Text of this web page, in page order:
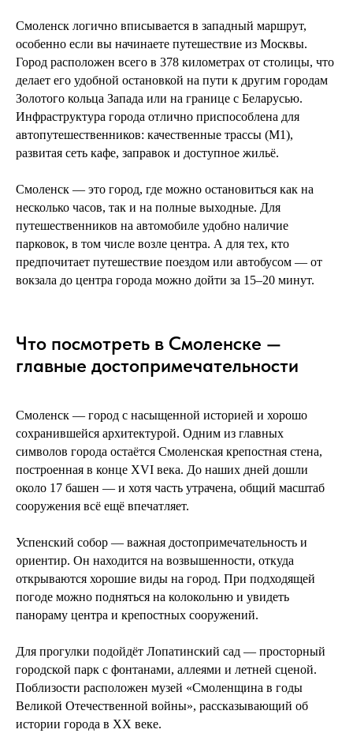
Смоленск логично вписывается в западный маршрут,
особенно если вы начинаете путешествие из Москвы.
Город расположен всего в 378 километрах от столицы, что
делает его удобной остановкой на пути к другим городам
Золотого кольца Запада или на границе с Беларусью.
Инфраструктура города отлично приспособлена для
автопутешественников: качественные трассы (М1),
развитая сеть кафе, заправок и доступное жильё.
Смоленск — это город, где можно остановиться как на
несколько часов, так и на полные выходные. Для
путешественников на автомобиле удобно наличие
парковок, в том числе возле центра. А для тех, кто
предпочитает путешествие поездом или автобусом — от
вокзала до центра города можно дойти за 15–20 минут.
Что посмотреть в Смоленске —
главные достопримечательности
Смоленск — город с насыщенной историей и хорошо
сохранившейся архитектурой. Одним из главных
символов города остаётся Смоленская крепостная стена,
построенная в конце XVI века. До наших дней дошли
около 17 башен — и хотя часть утрачена, общий масштаб
сооружения всё ещё впечатляет.
Успенский собор — важная достопримечательность и
ориентир. Он находится на возвышенности, откуда
открываются хорошие виды на город. При подходящей
погоде можно подняться на колокольню и увидеть
панораму центра и крепостных сооружений.
Для прогулки подойдёт Лопатинский сад — просторный
городской парк с фонтанами, аллеями и летней сценой.
Поблизости расположен музей «Смоленщина в годы
Великой Отечественной войны», рассказывающий об
истории города в XX веке.